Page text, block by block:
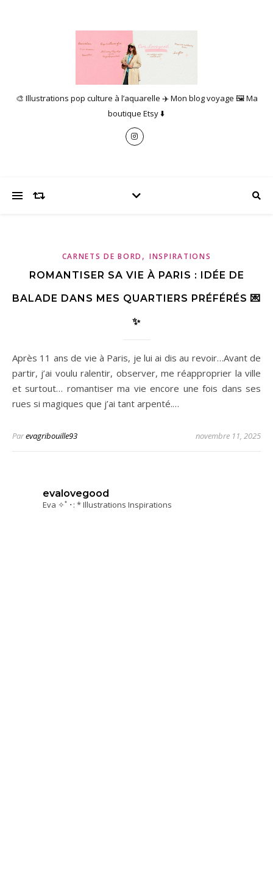
🎨 Illustrations pop culture à l’aquarelle ✈️ Mon blog voyage 🖼️ Ma
boutique Etsy ⬇️
CARNETS DE BORD ,INSPIRATIONS
ROMANTISER SA VIE À PARIS : IDÉE DE
BALADE DANS MES QUARTIERS PRÉFÉRÉS 💌
✨
Après 11 ans de vie à Paris, je lui ai dis au revoir…Avant de
partir, j’ai voulu ralentir, observer, me réapproprier la ville
et surtout… romantiser ma vie encore une fois dans ses
rues si magiques que j’ai tant arpenté.…
Parevagribouille93 novembre 11, 2025
evalovegood
Eva ✧ﾟ･: * Illustrations Inspirations